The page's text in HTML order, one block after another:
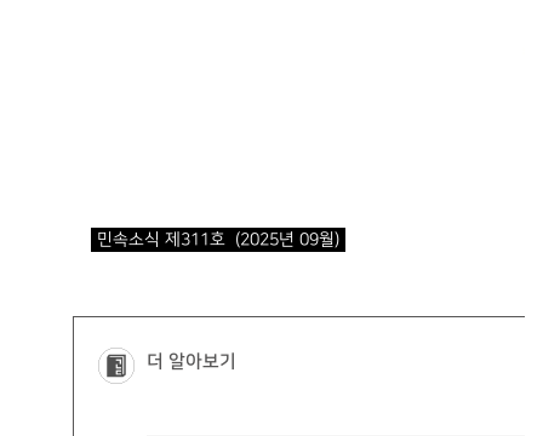
민속소식 제311호 (2025년 09월)
더 알아보기